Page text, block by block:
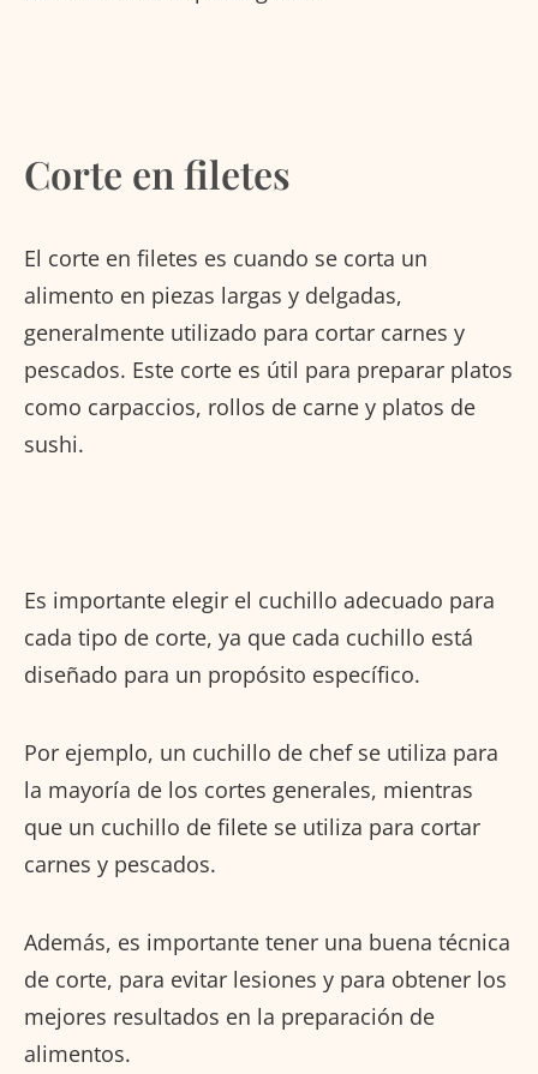
Corte en filetes
El corte en filetes es cuando se corta un
alimento en piezas largas y delgadas,
generalmente utilizado para cortar carnes y
pescados. Este corte es útil para preparar platos
como carpaccios, rollos de carne y platos de
sushi.
Es importante elegir el cuchillo adecuado para
cada tipo de corte, ya que cada cuchillo está
diseñado para un propósito específico.
Por ejemplo, un cuchillo de chef se utiliza para
la mayoría de los cortes generales, mientras
que un cuchillo de filete se utiliza para cortar
carnes y pescados.
Además, es importante tener una buena técnica
de corte, para evitar lesiones y para obtener los
mejores resultados en la preparación de
alimentos.